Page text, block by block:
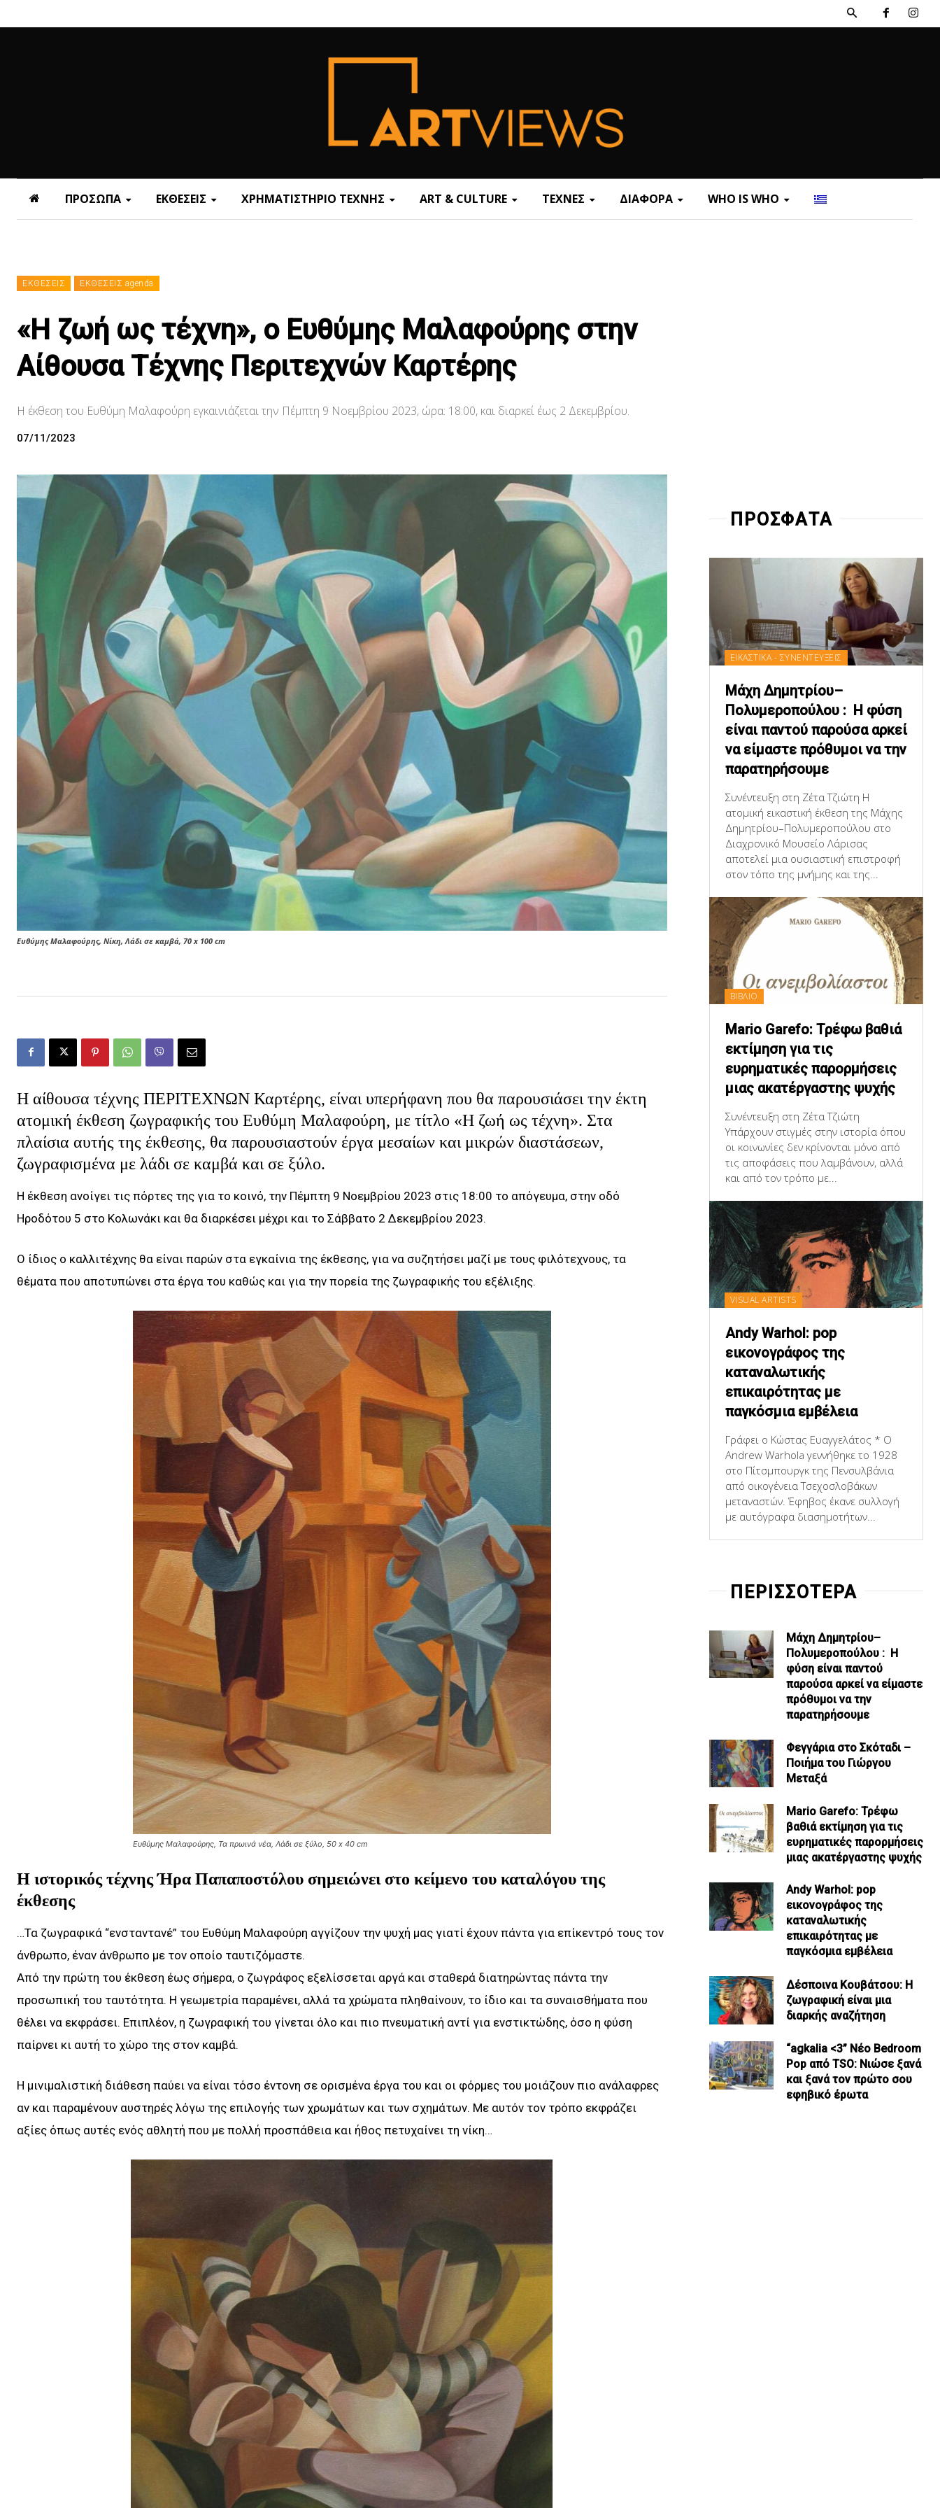
ΠΡΟΣΩΠΑ ΕΚΘΕΣΕΙΣ ΧΡΗΜΑΤΙΣΤΗΡΙΟ ΤΕΧΝΗΣ ART & CULTURE ΤΕΧΝΕΣ ΔΙΑΦΟΡΑ WHO IS WHO
ΕΚΘΕΣΕΙΣ ΕΚΘΕΣΕΙΣ agenda
«Η ζωή ως τέχνη», ο Ευθύμης Μαλαφούρης στην
Αίθουσα Τέχνης Περιτεχνών Καρτέρης
Η έκθεση του Ευθύμη Μαλαφούρη εγκαινιάζεται την Πέμπτη 9 Νοεμβρίου 2023, ώρα: 18:00, και διαρκεί έως 2 Δεκεμβρίου.
07/11/2023
Ευθύμης Μαλαφούρης, Νίκη, Λάδι σε καμβά, 70 x 100 cm
Η αίθουσα τέχνης ΠΕΡΙΤΕΧΝΩΝ Καρτέρης, είναι υπερήφανη που θα παρουσιάσει την έκτη
ατομική έκθεση ζωγραφικής του Ευθύμη Μαλαφούρη, με τίτλο «Η ζωή ως τέχνη». Στα
πλαίσια αυτής της έκθεσης, θα παρουσιαστούν έργα μεσαίων και μικρών διαστάσεων,
ζωγραφισμένα με λάδι σε καμβά και σε ξύλο.
Η έκθεση ανοίγει τις πόρτες της για το κοινό, την Πέμπτη 9 Νοεμβρίου 2023 στις 18:00 το απόγευμα, στην οδό
Ηροδότου 5 στο Κολωνάκι και θα διαρκέσει μέχρι και το Σάββατο 2 Δεκεμβρίου 2023.
Ο ίδιος ο καλλιτέχνης θα είναι παρών στα εγκαίνια της έκθεσης, για να συζητήσει μαζί με τους φιλότεχνους, τα
θέματα που αποτυπώνει στα έργα του καθώς και για την πορεία της ζωγραφικής του εξέλιξης.
Ευθύμης Μαλαφούρης, Τα πρωινά νέα, Λάδι σε ξύλο, 50 x 40 cm
Η ιστορικός τέχνης Ήρα Παπαποστόλου σημειώνει στο κείμενο του καταλόγου της
έκθεσης
…Τα ζωγραφικά “ενσταντανέ” του Ευθύμη Μαλαφούρη αγγίζουν την ψυχή μας γιατί έχουν πάντα για επίκεντρό τους τον
άνθρωπο, έναν άνθρωπο με τον οποίο ταυτιζόμαστε.
Από την πρώτη του έκθεση έως σήμερα, ο ζωγράφος εξελίσσεται αργά και σταθερά διατηρώντας πάντα την
προσωπική του ταυτότητα. Η γεωμετρία παραμένει, αλλά τα χρώματα πληθαίνουν, το ίδιο και τα συναισθήματα που
θέλει να εκφράσει. Επιπλέον, η ζωγραφική του γίνεται όλο και πιο πνευματική αντί για ενστικτώδης, όσο η φύση
παίρνει κι αυτή το χώρο της στον καμβά.
Η μινιμαλιστική διάθεση παύει να είναι τόσο έντονη σε ορισμένα έργα του και οι φόρμες του μοιάζουν πιο ανάλαφρες
αν και παραμένουν αυστηρές λόγω της επιλογής των χρωμάτων και των σχημάτων. Με αυτόν τον τρόπο εκφράζει
αξίες όπως αυτές ενός αθλητή που με πολλή προσπάθεια και ήθος πετυχαίνει τη νίκη…
ΠΡΟΣΦΑΤΑ
ΕΙΚΑΣΤΙΚΑ - ΣΥΝΕΝΤΕΥΞΕΙΣ
Μάχη Δημητρίου–
Πολυμεροπούλου : Η φύση
είναι παντού παρούσα αρκεί
να είμαστε πρόθυμοι να την
παρατηρήσουμε
Συνέντευξη στη Ζέτα Τζιώτη Η
ατομική εικαστική έκθεση της Μάχης
Δημητρίου–Πολυμεροπούλου στο
Διαχρονικό Μουσείο Λάρισας
αποτελεί μια ουσιαστική επιστροφή
στον τόπο της μνήμης και της...
ΒΙΒΛΙΟ
Mario Garefo: Τρέφω βαθιά
εκτίμηση για τις
ευρηματικές παρορμήσεις
μιας ακατέργαστης ψυχής
Συνέντευξη στη Ζέτα Τζιώτη
Υπάρχουν στιγμές στην ιστορία όπου
οι κοινωνίες δεν κρίνονται μόνο από
τις αποφάσεις που λαμβάνουν, αλλά
και από τον τρόπο με...
VISUAL ARTISTS
Andy Warhol: pop
εικονογράφος της
καταναλωτικής
επικαιρότητας με
παγκόσμια εμβέλεια
Γράφει ο Κώστας Ευαγγελάτος * Ο
Andrew Warhola γεννήθηκε το 1928
στο Πίτσμπουργκ της Πενσυλβάνια
από οικογένεια Τσεχοσλοβάκων
μεταναστών. Έφηβος έκανε συλλογή
με αυτόγραφα διασημοτήτων...
ΠΕΡΙΣΣΟΤΕΡΑ
Μάχη Δημητρίου–
Πολυμεροπούλου : Η
φύση είναι παντού
παρούσα αρκεί να είμαστε
πρόθυμοι να την
παρατηρήσουμε
Φεγγάρια στο Σκόταδι –
Ποιήμα του Γιώργου
Μεταξά
Mario Garefo: Τρέφω
βαθιά εκτίμηση για τις
ευρηματικές παρορμήσεις
μιας ακατέργαστης ψυχής
Andy Warhol: pop
εικονογράφος της
καταναλωτικής
επικαιρότητας με
παγκόσμια εμβέλεια
Δέσποινα Κουβάτσου: Η
ζωγραφική είναι μια
διαρκής αναζήτηση
“agkalia <3” Νέο Bedroom
Pop από TSO: Νιώσε ξανά
και ξανά τον πρώτο σου
εφηβικό έρωτα